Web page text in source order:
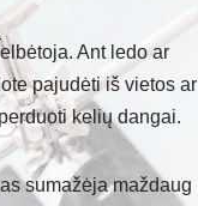
Ant ledo ar
pajudėti iš vietos ar
kelių dangai.
sumažėja maždaug